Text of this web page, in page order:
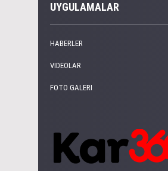
UYGULAMALAR
HABERLER
VIDEOLAR
FOTO GALERI